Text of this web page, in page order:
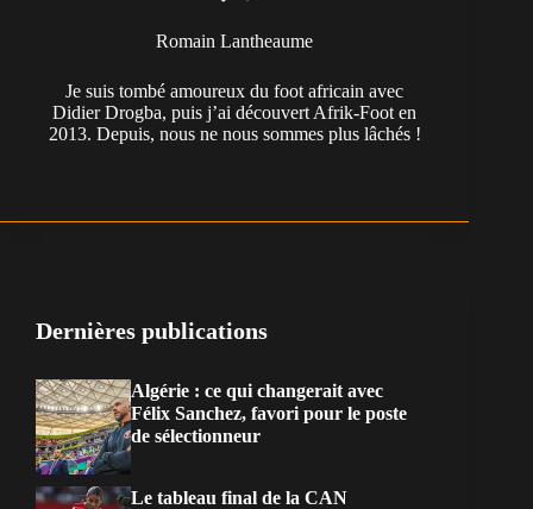
Romain Lantheaume
Je suis tombé amoureux du foot africain avec
Didier Drogba, puis j’ai découvert Afrik-Foot en
2013. Depuis, nous ne nous sommes plus lâchés !
Dernières publications
Algérie : ce qui changerait avec
Félix Sanchez, favori pour le poste
de sélectionneur
Le tableau final de la CAN